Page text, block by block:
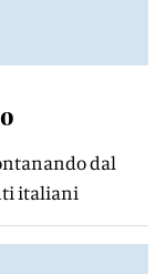
dal
italiani